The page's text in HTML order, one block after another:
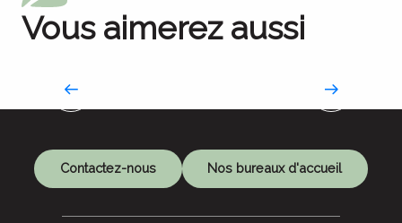
Vous aimerez aussi
Métiers d’Art(isanat)
Contactez-nous Nos bureaux d'accueil